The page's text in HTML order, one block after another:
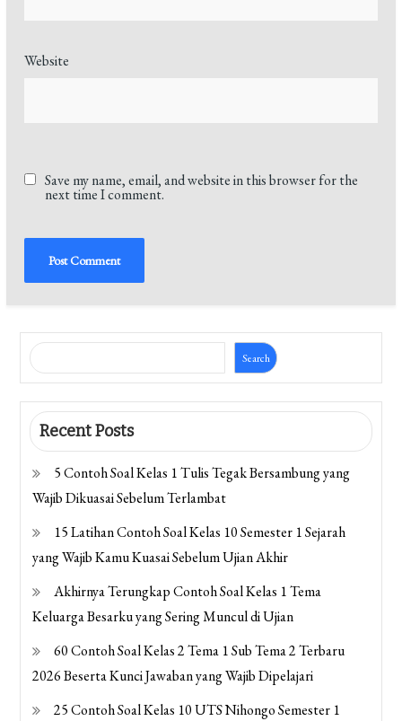
Website
Save my name, email, and website in this browser for the
next time I comment.
Search
Recent Posts
5 Contoh Soal Kelas 1 Tulis Tegak Bersambung yang
Wajib Dikuasai Sebelum Terlambat
15 Latihan Contoh Soal Kelas 10 Semester 1 Sejarah
yang Wajib Kamu Kuasai Sebelum Ujian Akhir
Akhirnya Terungkap Contoh Soal Kelas 1 Tema
Keluarga Besarku yang Sering Muncul di Ujian
60 Contoh Soal Kelas 2 Tema 1 Sub Tema 2 Terbaru
2026 Beserta Kunci Jawaban yang Wajib Dipelajari
25 Contoh Soal Kelas 10 UTS Nihongo Semester 1